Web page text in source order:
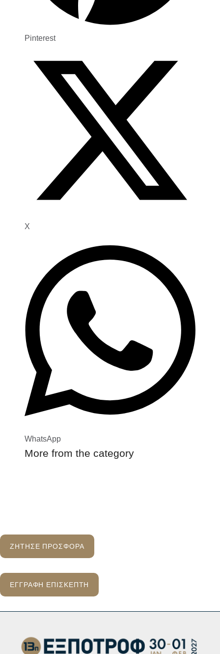
Pinterest
X
WhatsApp
More from the category
ΖΗΤΗΣΕ ΠΡΟΣΦΟΡΑ
ΕΓΓΡΑΦΗ ΕΠΙΣΚΕΠΤΗ